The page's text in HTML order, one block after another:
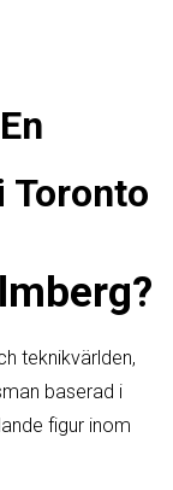
Toronto
teknikvärlden,
baserad i
figur inom